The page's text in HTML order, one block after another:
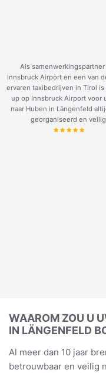
Als samenwerkingspartner
Innsbruck Airport en een van
ervaren taxibedrijven in Tirol is
up op Innsbruck Airport voor
naar Huben in Längenfeld
georganiseerd en
WAAROM ZOU U
IN LÄNGENFELD
Al meer dan 10 jaar
betrouwbaar en veilig